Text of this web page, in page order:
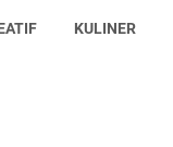
KULINER